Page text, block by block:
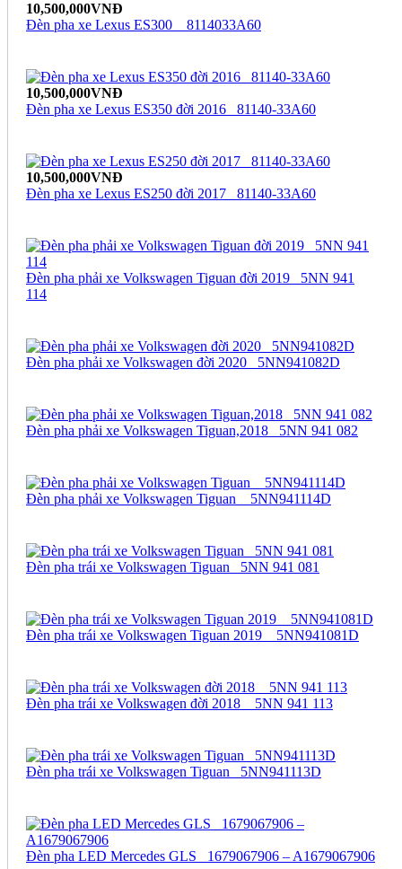
10,500,000VNĐ
Đèn pha xe Lexus ES300 _ 8114033A60
10,500,000VNĐ
Đèn pha xe Lexus ES350 đời 2016_ 81140-33A60
10,500,000VNĐ
Đèn pha xe Lexus ES250 đời 2017_ 81140-33A60
Đèn pha phải xe Volkswagen Tiguan đời 2019_ 5NN 941
114
Đèn pha phải xe Volkswagen đời 2020_ 5NN941082D
Đèn pha phải xe Volkswagen Tiguan,2018_ 5NN 941 082
Đèn pha phải xe Volkswagen Tiguan _ 5NN941114D
Đèn pha trái xe Volkswagen Tiguan_ 5NN 941 081
Đèn pha trái xe Volkswagen Tiguan 2019 _ 5NN941081D
Đèn pha trái xe Volkswagen đời 2018 _ 5NN 941 113
Đèn pha trái xe Volkswagen Tiguan_ 5NN941113D
Đèn pha LED Mercedes GLS_ 1679067906 – A1679067906